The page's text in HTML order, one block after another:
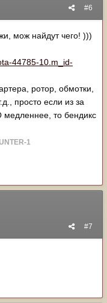
#6
мож найдут чего! )))
44785-10.m_id-
ротор, обмотки,
просто если из за
медленнее, то бендикс
1
#7